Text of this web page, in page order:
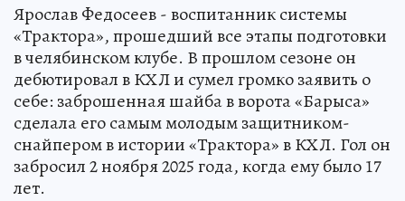
Ярослав Федосеев - воспитанник системы
«Трактора», прошедший все этапы подготовки
в челябинском клубе. В прошлом сезоне он
дебютировал в КХЛ и сумел громко заявить о
себе: заброшенная шайба в ворота «Барыса»
сделала его самым молодым защитником-
снайпером в истории «Трактора» в КХЛ. Гол он
забросил 2 ноября 2025 года, когда ему было 17
лет.